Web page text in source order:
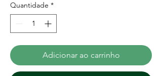
Quantidade *
Adicionar ao carrinho